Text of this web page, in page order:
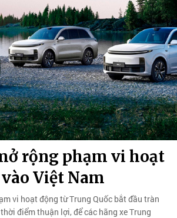
rộng phạm vi hoạt
Việt Nam
vi hoạt động từ Trung Quốc bắt đầu tràn
điểm thuận lợi, để các hãng xe Trung